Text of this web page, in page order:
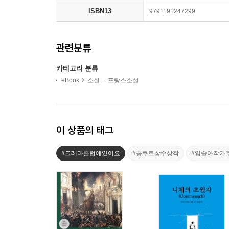
ISBN13 9791191247299
관련분류
카테고리 분류
eBook 소설 프랑스소설
이 상품의 태그
#크레마클럽에있어요 #공쿠르상수상작 #임솔아작가